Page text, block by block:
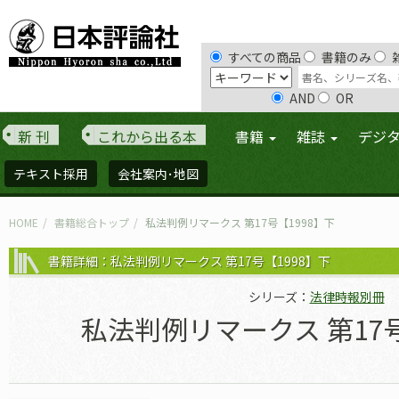
すべての商品 書籍のみ
AND OR
新 刊 これから出る本 書籍 雑誌 デジ
テキスト採用 会社案内･地図
HOME 書籍総合トップ 私法判例リマークス 第17号【1998】下
書籍詳細：私法判例リマークス 第17号【1998】下
シリーズ： 法律時報別冊
私法判例リマークス 第17